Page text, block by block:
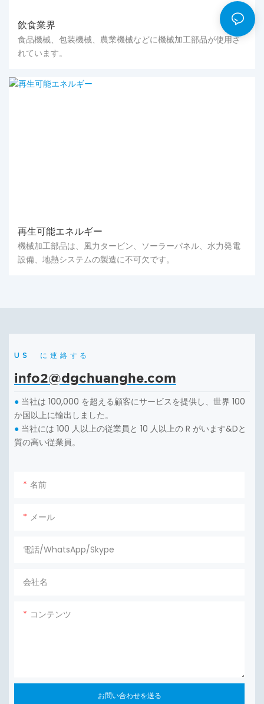
飲食業界
食品機械、包装機械、農業機械などに機械加工部品が使用さ
れています。
再生可能エネルギー
機械加工部品は、風力タービン、ソーラーパネル、水力発電
設備、地熱システムの製造に不可欠です。
US に連絡する
info2@dgchuanghe.com
● 当社は 100,000 を超える顧客にサービスを提供し、世界 100
か国以上に輸出しました。
● 当社には 100 人以上の従業員と 10 人以上の R がいます&Dと
質の高い従業員。
名前
メール
電話/WhatsApp/Skype
会社名
コンテンツ
お問い合わせを送る